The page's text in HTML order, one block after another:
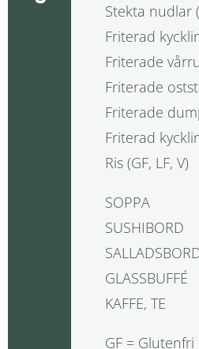
Stekta nudlar
Friterad
Friterade
Friterade
Friterade
Friterad
Ris (GF, LF, V)
SOPPA
SUSHIBORD
GLASSBUFFÉ
KAFFE, TE
GF = Glutenfri